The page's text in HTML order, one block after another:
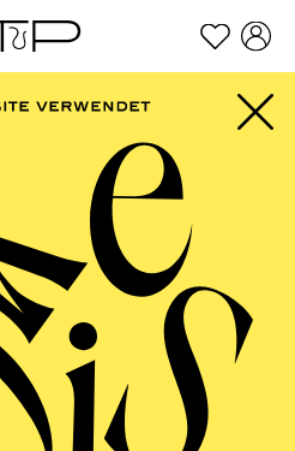
Zum Footer springen